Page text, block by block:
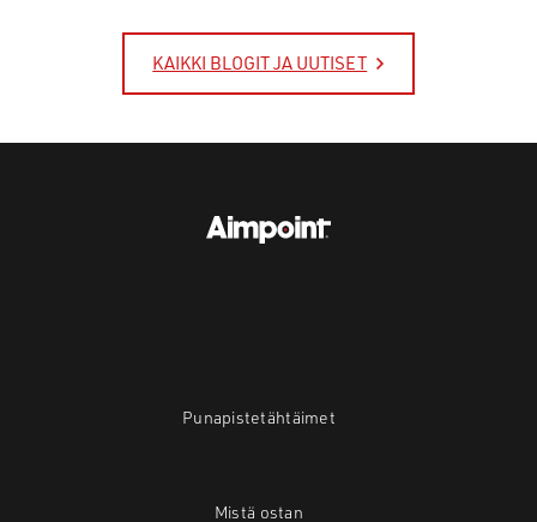
KAIKKI BLOGIT JA UUTISET
Punapistetähtäimet
Mistä ostan